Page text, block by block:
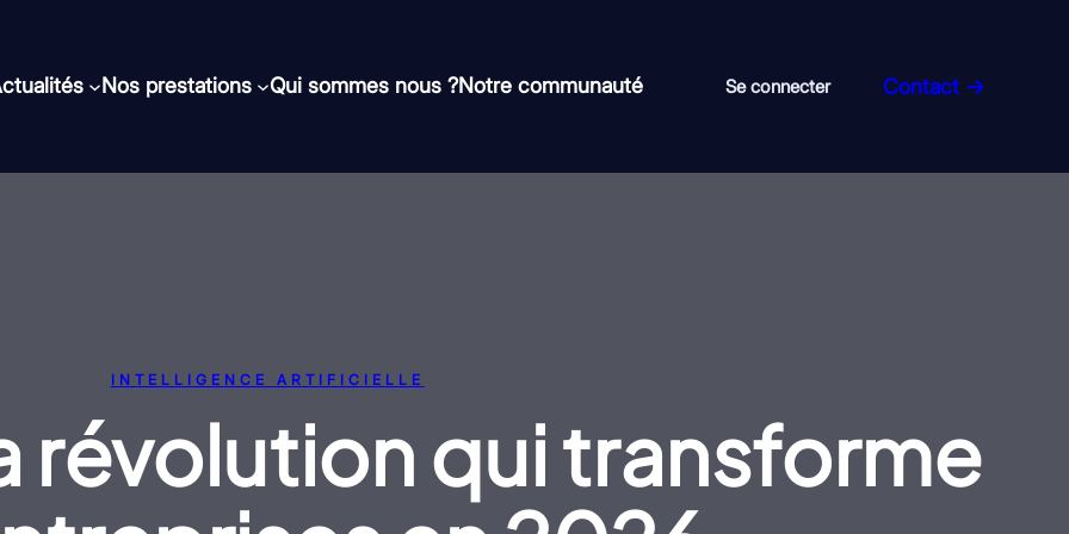
Nos prestations Qui sommes nous ?Notre communauté Se connecter Contact →
INTELLIGENCE ARTIFICIELLE
révolution qui transforme